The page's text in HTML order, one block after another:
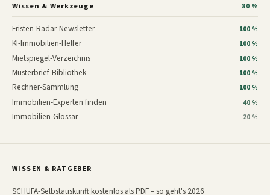
Wissen & Werkzeuge 80 %
Fristen-Radar-Newsletter 100 %
KI-Immobilien-Helfer 100 %
Mietspiegel-Verzeichnis 100 %
Musterbrief-Bibliothek 100 %
Rechner-Sammlung 100 %
Immobilien-Experten finden 40 %
Immobilien-Glossar 20 %
WISSEN & RATGEBER
SCHUFA-Selbstauskunft kostenlos als PDF – so geht's 2026